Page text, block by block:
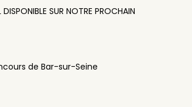
SUR NOTRE PROCHAIN
de Bar-sur-Seine